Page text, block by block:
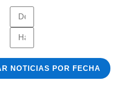
NOTICIAS POR FECHA